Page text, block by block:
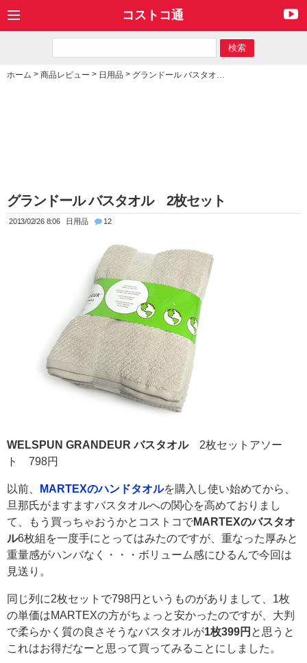
コストコ通
ホーム > 商品レビュー > 日用品 > グランドール バスタオル 2枚セット
グランドール バスタオル 2枚セット
2013/02/26 8:06 日用品 12
WELSPUN GRANDEUR バスタオル2枚セットアソー
ト 798円
以前、 MARTEXのハンドタオルを購入し使い始めてから、
旦那氏がますますバスタオルへの関心を高めておりまし
て、もう買っちゃおうかとコストコでMARTEXのバスタオ
ル6枚組を一度手にとってはみたのですが、重なった厚みと
重量感がハンバなく・・・ボリューム感にひるんで今回は
見送り。
同じ列に2枚セットで798円というものがありまして、1枚
の単価はMARTEXの方がちょっと安かったのですが、大判
で柔らかく質の良さそうなバスタオルが1枚399円 と思うと
これはお得だなーと思って買ってみることにしました。